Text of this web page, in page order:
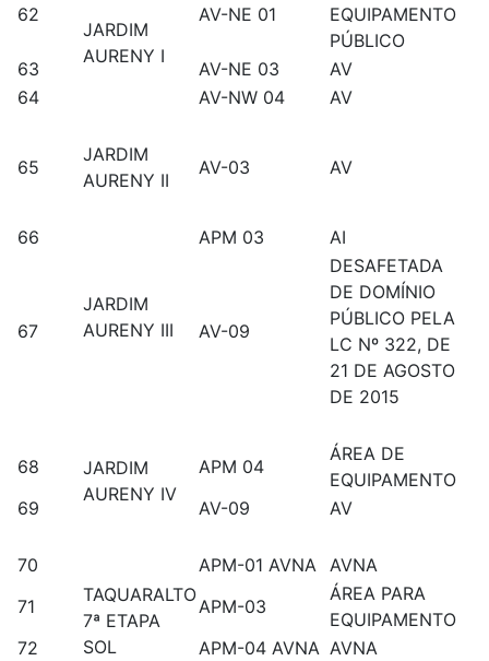
62
JARDIM
AURENY I
AV-NE 01
EQUIPAMENTO
PÚBLICO
63
AV-NE 03
AV
64
AV-NW 04 AV
65
JARDIM
AURENY II
AV-03 AV
66
JARDIM
AURENY III
APM 03 AI
67 AV-09
DESAFETADA
DE DOMÍNIO
PÚBLICO PELA
LC Nº 322, DE
21 DE AGOSTO
DE 2015
68
JARDIM
AURENY IV
APM 04
ÁREA DE
EQUIPAMENTO
69
AV-09 AV
70
TAQUARALTO
7ª ETAPA
SOL
APM-01 AVNA AVNA
71
APM-03
ÁREA PARA
EQUIPAMENTO
72
APM-04 AVNA AVNA